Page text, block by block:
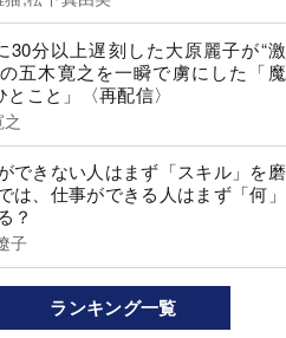
30分以上遅刻した大原麗子が“激
五木寛之を一瞬で虜にした「魔
とこと」〈再配信〉
できない人はまず「スキル」を磨
は、仕事ができる人はまず「何」
？
子
ランキング一覧